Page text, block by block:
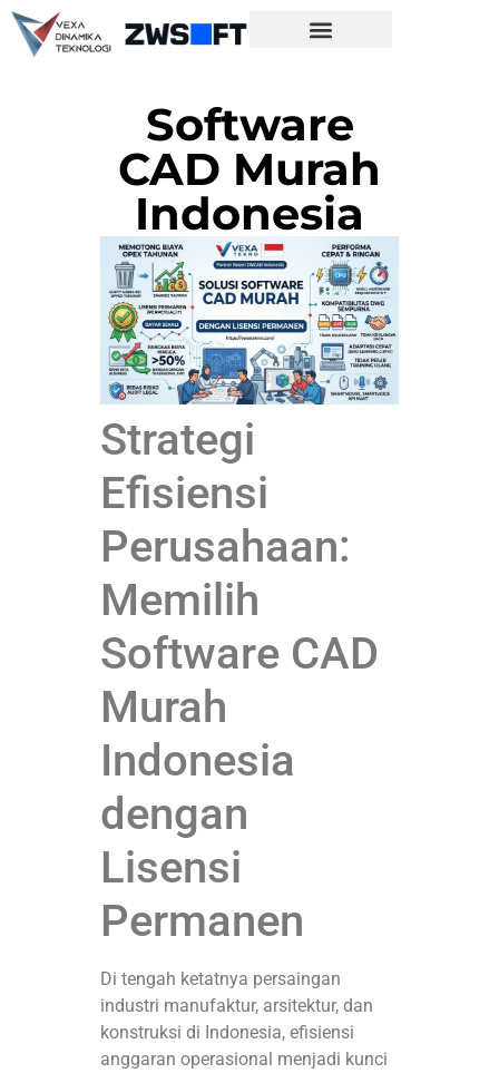
Software
CAD Murah
Indonesia
Strategi
Efisiensi
Perusahaan:
Memilih
Software CAD
Murah
Indonesia
dengan
Lisensi
Permanen
Di tengah ketatnya persaingan
industri manufaktur, arsitektur, dan
konstruksi di Indonesia, efisiensi
anggaran operasional menjadi kunci